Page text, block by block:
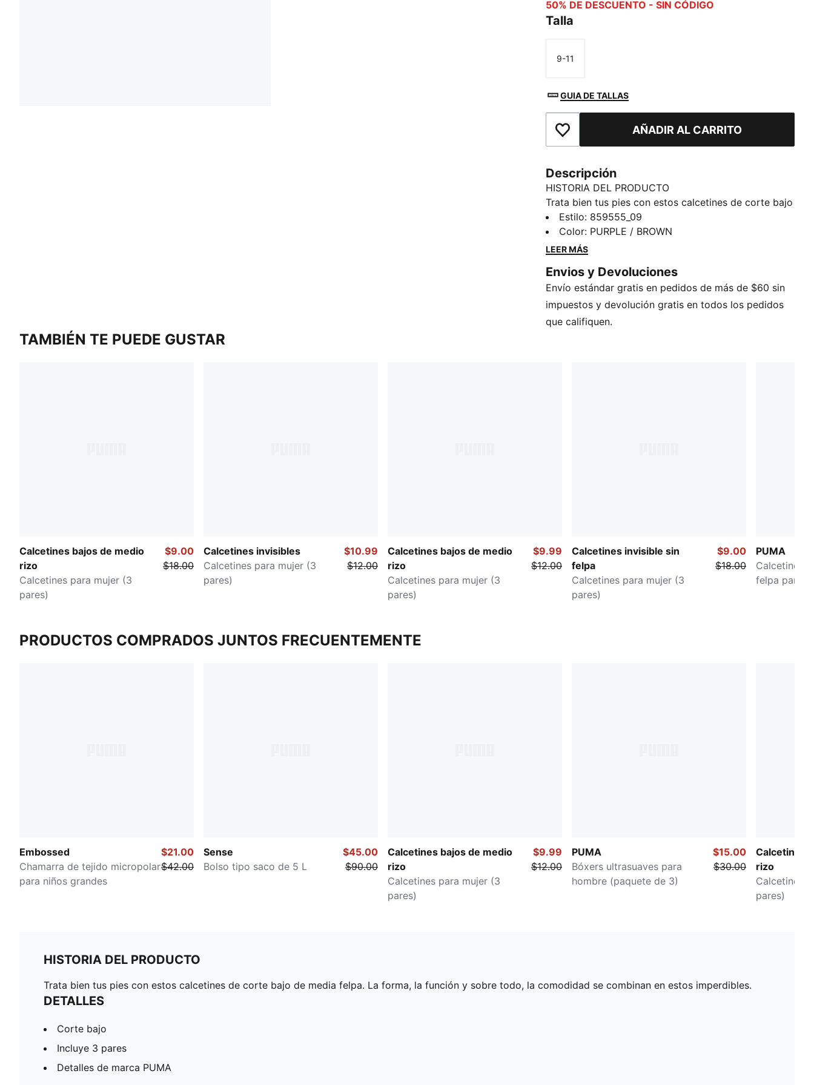
50% DE DESCUENTO - SIN CÓDIGO
Talla
Talla
9-11
GUIA DE TALLAS
Añadir a la lista de deseosAÑADIR AL CARRITO
Descripción
HISTORIA DEL PRODUCTO
Trata bien tus pies con estos calcetines de corte bajo
de media felpa. La forma, la función y sobre todo, la
comodidad se combinan en estos imperdibles.
DETALLES
Incluye 3 pares
Detalles de marca PUMA
Estilo: 859555_09
Color: PURPLE / BROWN
LEER MÁS
Envios y Devoluciones
Envío estándar gratis en pedidos de más de $60 sin
impuestos y devolución gratis en todos los pedidos
que califiquen.
TAMBIÉN TE PUEDE GUSTAR
Calcetines bajos de medio
rizo
Calcetines para mujer (3
pares)
$9.00
$18.00
Calcetines invisibles
Calcetines para mujer (3
pares)
$10.99
$12.00
Calcetines bajos de medio
rizo
Calcetines para mujer (3
pares)
$9.99
$12.00
Calcetines invisible sin
felpa
Calcetines para mujer (3
pares)
$9.00
$18.00
PUMA
Calcetines
felpa para
PRODUCTOS COMPRADOS JUNTOS FRECUENTEMENTE
Embossed
Chamarra de tejido micropolar
para niños grandes
$21.00
$42.00
Sense
Bolso tipo saco de 5 L
$45.00
$90.00
Calcetines bajos de medio
rizo
Calcetines para mujer (3
pares)
$9.99
$12.00
PUMA
Bóxers ultrasuaves para
hombre (paquete de 3)
$15.00
$30.00
Calcetines
rizo
Calcetines
pares)
HISTORIA DEL PRODUCTO
Trata bien tus pies con estos calcetines de corte bajo de media felpa. La forma, la función y sobre todo, la comodidad se combinan en estos imperdibles.
DETALLES
Corte bajo
Incluye 3 pares
Detalles de marca PUMA